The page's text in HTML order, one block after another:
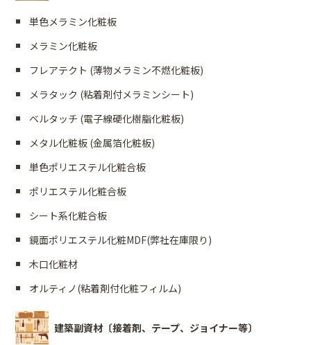
単色メラミン化粧板
メラミン化粧板
フレアテクト (薄物メラミン不燃化粧板)
メラタック (粘着剤付メラミンシート)
ベルタッチ (電子線硬化樹脂化粧板)
メタル化粧板 (金属箔化粧板)
単色ポリエステル化粧合板
ポリエステル化粧合板
シート系化粧合板
鏡面ポリエステル化粧MDF(弊社在庫限り)
木口化粧材
オルティノ(粘着剤付化粧フィルム)
建築副資材〔接着剤、テープ、ジョイナー等〕